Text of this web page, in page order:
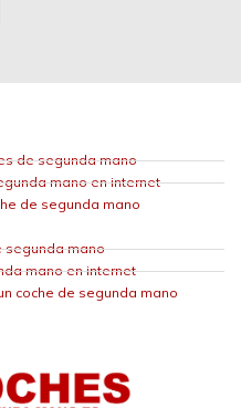
de segunda mano
mano en internet
de segunda mano
segunda mano
mano en internet
coche de segunda mano